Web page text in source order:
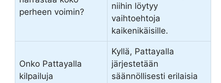
perheen voimin?
niihin löytyy
vaihtoehtoja
kaikenikäisille.
Onko Pattayalla
kilpailuja
Kyllä, Pattayalla
järjestetään
säännöllisesti erilaisia